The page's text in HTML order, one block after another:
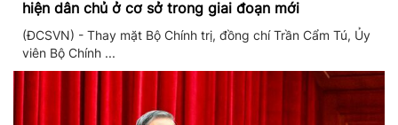
hiện dân chủ ở cơ sở trong giai đoạn mới
(ĐCSVN) - Thay mặt Bộ Chính trị, đồng chí Trần Cẩm Tú, Ủy
viên Bộ Chính ...